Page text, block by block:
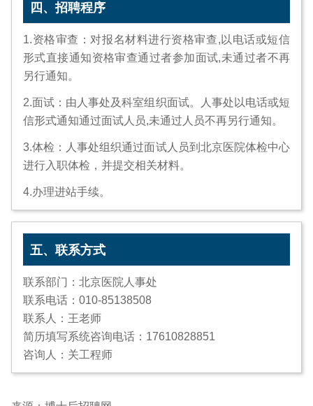
四、招聘程序
1.资格审查：对报名材料进行资格审查,以电话或短信
形式直接通知资格审查通过者参加面试,未通过者不再
另行通知。
2.面试：由人事处及科室组织面试。人事处以电话或短
信形式通知通过面试人员,未通过人员不再另行通知。
3.体检：人事处组织通过面试人员到北京医院体检中心
进行入职体检，并提交相关材料。
4.办理进站手续。
五、联系方式
联系部门：北京医院人事处
联系电话：010-85138508
联系人：王老师
简历填写系统咨询电话：17610828851
咨询人：关工程师